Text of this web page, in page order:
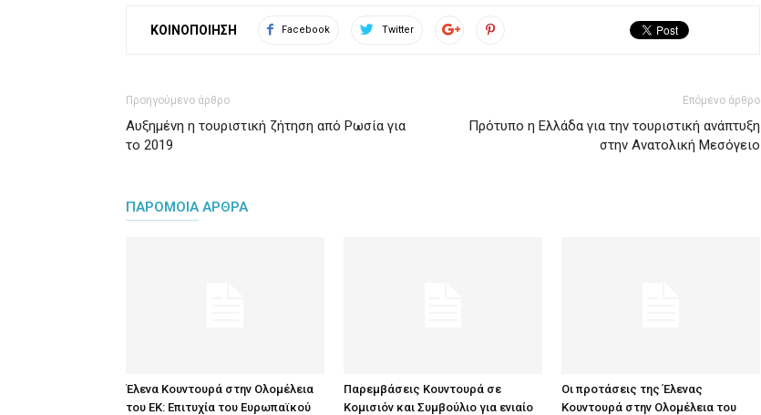
ΚΟΙΝΟΠΟΙΗΣΗ Facebook Twitter
Προηγούμενο άρθρο
Αυξημένη η τουριστική ζήτηση από Ρωσία για
το 2019
Επόμενο άρθρο
Πρότυπο η Ελλάδα για την τουριστική ανάπτυξη
στην Ανατολική Μεσόγειο
ΠΑΡΟΜΟΙΑ ΑΡΘΡΑ
Έλενα Κουντουρά στην Ολομέλεια
του ΕΚ: Επιτυχία του Ευρωπαϊκού
Παρεμβάσεις Κουντουρά σε
Κομισιόν και Συμβούλιο για ενιαίο
Οι προτάσεις της Έλενας
Κουντουρά στην Ολομέλεια του